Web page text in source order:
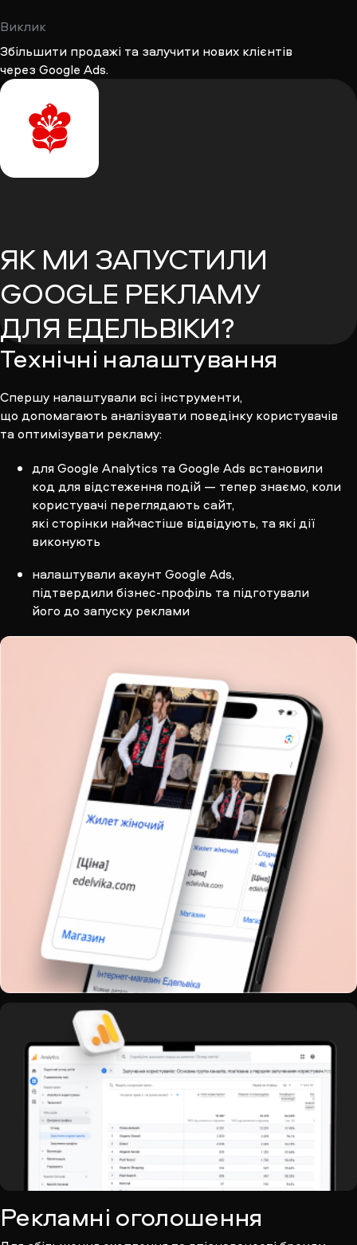
Виклик
Збільшити продажі та залучити нових клієнтів
через Google Ads.
ЯК МИ ЗАПУСТИЛИ
GOOGLE РЕКЛАМУ
ДЛЯ ЕДЕЛЬВІКИ?
Технічні налаштування
Спершу налаштували всі інструменти,
що допомагають аналізувати поведінку користувачів
та оптимізувати рекламу:
для Google Analytics та Google Ads встановили
код для відстеження подій — тепер знаємо, коли
користувачі переглядають сайт,
які сторінки найчастіше відвідують, та які дії
виконують
налаштували акаунт Google Ads,
підтвердили бізнес-профіль та підготували
його до запуску реклами
Рекламні оголошення